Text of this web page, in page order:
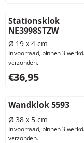
Stationsklok
NE3998STZW
Ø 19 x 4 cm
In voorraad, binnen 3
verzonden.
Prijs: 36,95,
€36,95
Wandklok 5593
Ø 38 x 5 cm
In voorraad, binnen 3
verzonden.